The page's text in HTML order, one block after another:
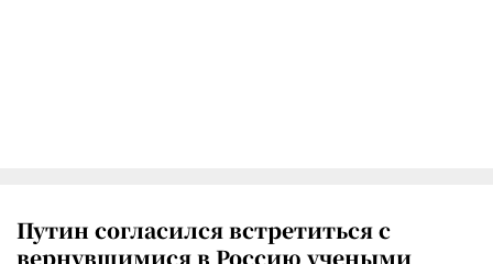
Путин согласился встретиться с
вернувшимися в Россию учеными